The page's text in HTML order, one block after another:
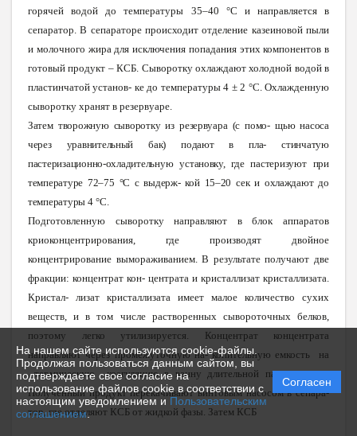
На нашем сайте используются cookie-файлы.
Продолжая пользоваться данным сайтом, вы
подтверждаете свое согласие на
использование файлов cookie в соответствии с
настоящим уведомлением и Пользовательским
соглашением.
Согласен
горячей водой до температуры 35–40 °С и направляется в
сепаратор. В сепараторе происходит отделение казеиновой пыли
и молочного жира для исключения попадания этих компонентов в
готовый продукт – КСБ. Сыворотку охлаждают холодной водой в
пластинчатой установ- ке до температуры 4 ± 2 °С. Охлажденную
сыворотку хранят в резервуаре.
Затем творожную сывороткуизрезервуара (спомо-щьюнасоса
через уравнительныйбак)подают впла-стинчатую
пастеризационно-охладительнуюустановку, гдепастеризуют при
температуре 72–75 °С свыдерж-кой 15–20сек и охлаждают до
температуры 4°С.
Подготовленную сыворотку направляют в блок аппаратов
криоконцентрирования, где производят двойное
концентрирование вымораживанием. В результате получают две
фракции: концентрат кон- центрата и кристаллизат кристаллизата.
Кристал- лизат кристаллизата имеет малое количество сухих
веществ, и в том числе растворенных сывороточных белков,
поэтому легко утилизируется. Концентрат концентрата
направляют через промежуточную на- копительную емкость на
термическую коагуляцию в ванну длительной пастеризации.
Полученный продукт перекачивают винтовым насосом в сепара-
тор, где отделяют КСБ от жидкой фазы. Затем КСБ